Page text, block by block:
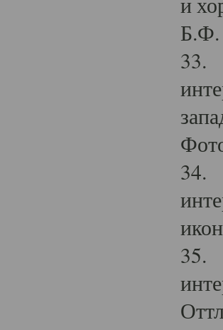
Б.Ф.
33.
34.
35.